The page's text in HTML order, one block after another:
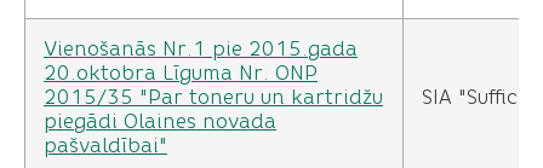
Vienošanās Nr.1 pie 2015.gada
20.oktobra Līguma Nr. ONP
2015/35 "Par toneru un kartridžu
piegādi Olaines novada
pašvaldībai"
SIA "Sufficio"